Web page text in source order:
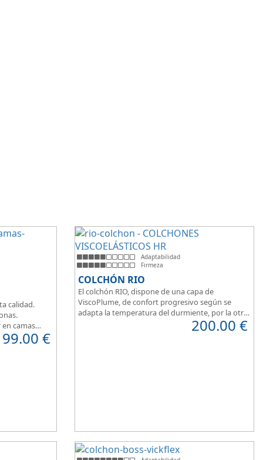
calidad.
camas
€
Adaptabilidad
Firmeza
COLCHÓN RIO
El colchón RIO, dispone de una capa de
ViscoPlume, de confort progresivo según se
adapta la temperatura del durmiente, por la otra
cara del colchón, dispone de capa de confort
Cotton, algodón 100% que brinda una sensación
200.00 €